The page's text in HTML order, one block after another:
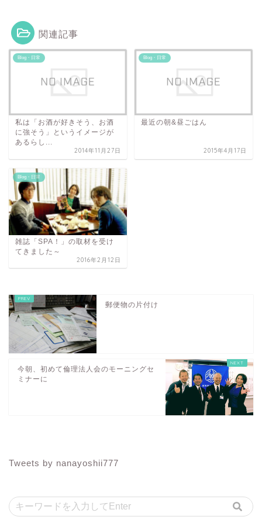
関連記事
Blog・日常
私は「お酒が好きそう、お酒
に強そう」というイメージが
あるらし...
2014年11月27日
Blog・日常
最近の朝&昼ごはん
2015年4月17日
Blog・日常
雑誌「SPA！」の取材を受け
てきました～
2016年2月12日
郵便物の片付け
今朝、初めて倫理法人会のモーニングセ
ミナーに
Tweets by nanayoshii777